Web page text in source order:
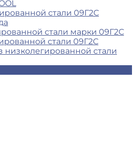
стали 09Г2С
стали марки 09Г2С
стали 09Г2С
стали